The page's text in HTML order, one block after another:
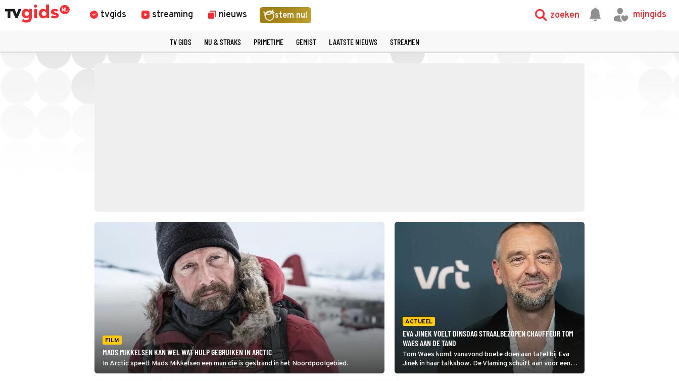
tvgids streaming nieuws stem nu! zoeken mijngids
TV GIDS NU & STRAKS PRIMETIME GEMIST LAATSTE NIEUWS STREAMEN
FILM
MADS MIKKELSEN KAN WEL WAT HULP GEBRUIKEN IN ARCTIC
In Arctic speelt Mads Mikkelsen een man die is gestrand in het Noordpoolgebied.
ACTUEEL
EVA JINEK VOELT DINSDAG STRAALBEZOPEN CHAUFFEUR TOM
WAES AAN DE TAND
Tom Waes komt vanavond boete doen aan tafel bij Eva
Jinek in haar talkshow. De Vlaming schuift aan voor een
gesprek over de straf die hij kreeg voor het veroorzaken